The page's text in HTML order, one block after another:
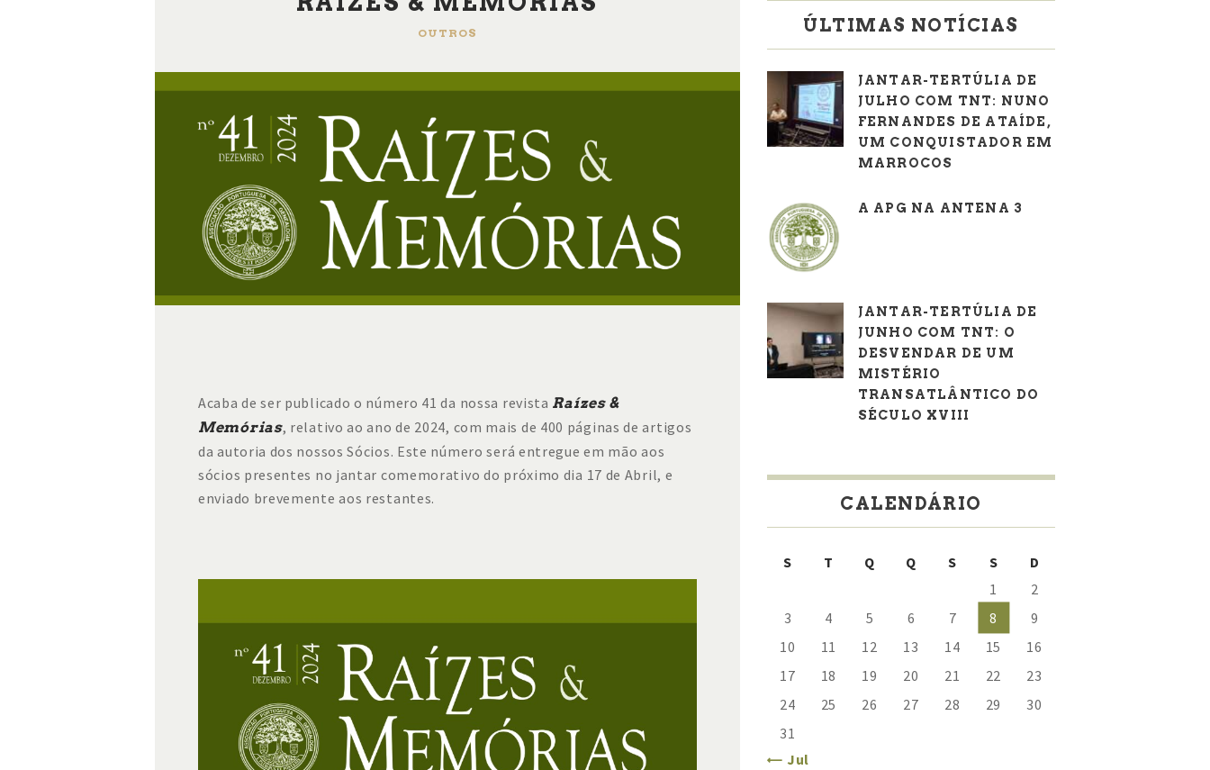
OUTROS
Acaba de ser publicado o número 41 da nossa revista Raízes &
Memórias, relativo ao ano de 2024, com mais de 400 páginas de artigos
da autoria dos nossos Sócios. Este número será entregue em mão aos
sócios presentes no jantar comemorativo do próximo dia 17 de Abril, e
enviado brevemente aos restantes.
ÚLTIMAS NOTÍCIAS
JANTAR-TERTÚLIA DE
JULHO COM TNT: NUNO
FERNANDES DE ATAÍDE,
UM CONQUISTADOR EM
MARROCOS
A APG NA ANTENA 3
JANTAR-TERTÚLIA DE
JUNHO COM TNT: O
DESVENDAR DE UM
MISTÉRIO
TRANSATLÂNTICO DO
SÉCULO XVIII
CALENDÁRIO
S T Q Q S S
D
1
2
3
4 5 6 7 8
9
10
11 12 13 14 15
16
17
18 19 20 21 22
23
24
25 26 27 28 29
30
31
« Jul